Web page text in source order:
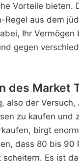
Vorteile bieten.
Regel aus dem
Ihr Vermögen
gegen
des Market
also der Versuch,
zu kaufen und
birgt
dass 80 bis 90
scheitern. Es ist